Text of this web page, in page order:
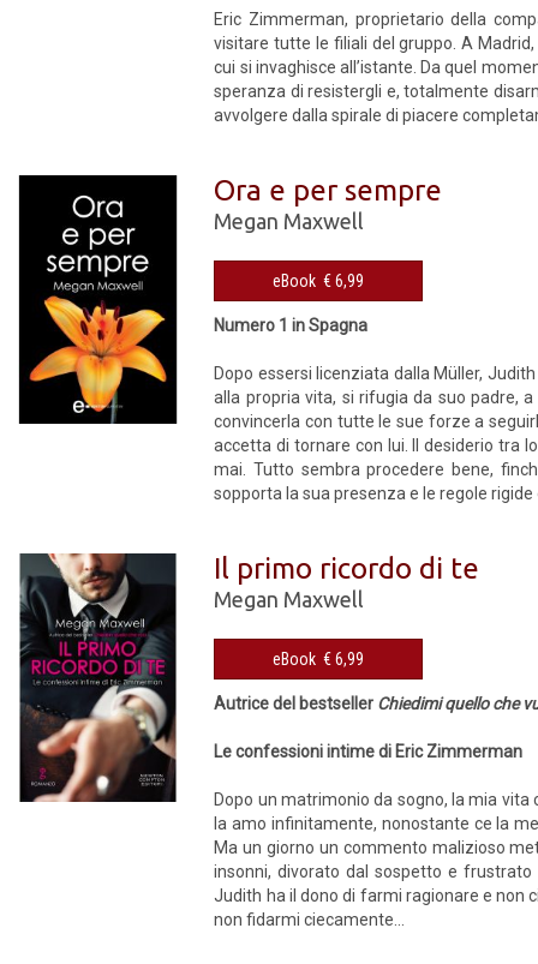
Eric Zimmerman, proprietario della
visitare tutte le filiali del gruppo. A
cui si invaghisce all’istante. Da quel
speranza di resistergli e, totalmente
avvolgere dalla spirale di piacere
Ora e per sempre
Megan Maxwell
eBook € 6,99
Numero 1 in Spagna
Dopo essersi licenziata dalla Müller,
alla propria vita, si rifugia da suo padre,
convincerla con tutte le sue forze a
accetta di tornare con lui. Il desiderio tra
mai. Tutto sembra procedere bene,
sopporta la sua presenza e le regole
Il primo ricordo di te
Megan Maxwell
eBook € 6,99
Autrice del bestseller Chiedimi quello che
Le confessioni intime di Eric Zimmerman
Dopo un matrimonio da sogno, la mia
la amo infinitamente, nonostante ce la
Ma un giorno un commento malizioso
insonni, divorato dal sospetto e
Judith ha il dono di farmi ragionare e non
non fidarmi ciecamente...